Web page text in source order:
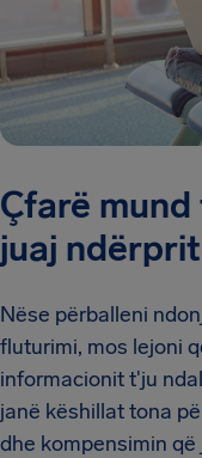
Çfarë
juaj
Nëse përballeni
fluturimi, mos lejoni
informacionit t'ju
janë këshillat tona
dhe kompensimin që